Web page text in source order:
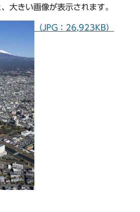
大きい画像が表示されます。
（JPG：26,923KB）